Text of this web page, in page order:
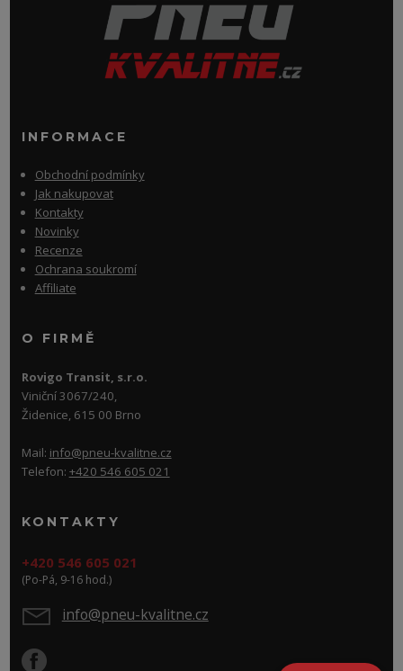
INFORMACE
Obchodní podmínky
Jak nakupovat
Kontakty
Novinky
Recenze
Ochrana soukromí
Affiliate
O FIRMĚ
Rovigo Transit, s.r.o.
Viniční 3067/240,
Židenice, 615 00 Brno
Mail: info@pneu-kvalitne.cz
Telefon: +420 546 605 021
KONTAKTY
+420 546 605 021
(Po-Pá, 9-16 hod.)
info@pneu-kvalitne.cz